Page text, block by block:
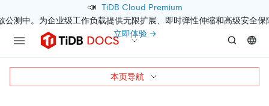
📣 TiDB Cloud Premium
公测中。为企业级工作负载提供无限扩展、即时弹性伸缩和高级安全保
立即体验 →
本页导航